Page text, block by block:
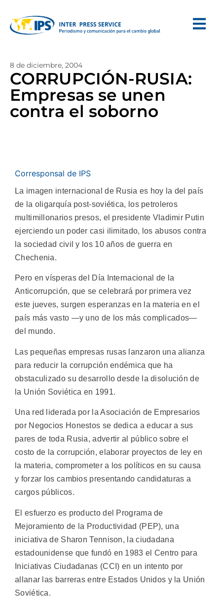
8 de diciembre, 2004
CORRUPCIÓN-RUSIA:
Empresas se unen
contra el soborno
Corresponsal de IPS
La imagen internacional de Rusia es hoy la del país
de la oligarquía post-soviética, los petroleros
multimillonarios presos, el presidente Vladimir Putin
ejerciendo un poder casi ilimitado, los abusos contra
la sociedad civil y los 10 años de guerra en
Chechenia.
Pero en vísperas del Día Internacional de la
Anticorrupción, que se celebrará por primera vez
este jueves, surgen esperanzas en la materia en el
país más vasto —y uno de los más complicados—
del mundo.
Las pequeñas empresas rusas lanzaron una alianza
para reducir la corrupción endémica que ha
obstaculizado su desarrollo desde la disolución de
la Unión Soviética en 1991.
Una red liderada por la Asociación de Empresarios
por Negocios Honestos se dedica a educar a sus
pares de toda Rusia, advertir al público sobre el
costo de la corrupción, elaborar proyectos de ley en
la materia, comprometer a los políticos en su causa
y forzar los cambios presentando candidaturas a
cargos públicos.
El esfuerzo es producto del Programa de
Mejoramiento de la Productividad (PEP), una
iniciativa de Sharon Tennison, la ciudadana
estadounidense que fundó en 1983 el Centro para
Iniciativas Ciudadanas (CCI) en un intento por
allanar las barreras entre Estados Unidos y la Unión
Soviética.